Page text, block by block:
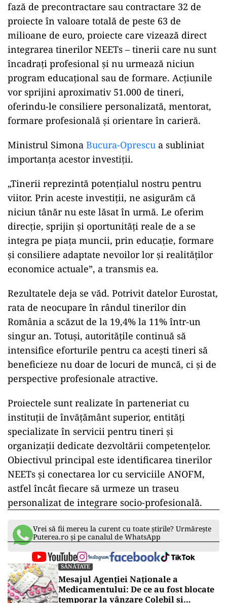
fază de precontractare sau contractare 32 de
proiecte în valoare totală de peste 63 de
milioane de euro, proiecte care vizează direct
integrarea tinerilor NEETs – tinerii care nu sunt
încadrați profesional și nu urmează niciun
program educațional sau de formare. Acțiunile
vor sprijini aproximativ 51.000 de tineri,
oferindu-le consiliere personalizată, mentorat,
formare profesională și orientare în carieră.
Ministrul Simona Bucura-Oprescu a subliniat
importanța acestor investiții.
„Tinerii reprezintă potențialul nostru pentru
viitor. Prin aceste investiții, ne asigurăm că
niciun tânăr nu este lăsat în urmă. Le oferim
direcție, sprijin și oportunități reale de a se
integra pe piața muncii, prin educație, formare
și consiliere adaptate nevoilor lor și realităților
economice actuale”, a transmis ea.
Rezultatele deja se văd. Potrivit datelor Eurostat,
rata de neocupare în rândul tinerilor din
România a scăzut de la 19,4% la 11% într-un
singur an. Totuși, autoritățile continuă să
intensifice eforturile pentru ca acești tineri să
beneficieze nu doar de locuri de muncă, ci și de
perspective profesionale atractive.
Proiectele sunt realizate în parteneriat cu
instituții de învățământ superior, entități
specializate în servicii pentru tineri și
organizații dedicate dezvoltării competențelor.
Obiectivul principal este identificarea tinerilor
NEETs și conectarea lor cu serviciile ANOFM,
astfel încât fiecare să urmeze un traseu
personalizat de integrare socio-profesională.
Vrei să fii mereu la curent cu toate știrile? Urmărește
Puterea.ro și pe canalul de WhatsApp
SĂNĂTATE
Mesajul Agenției Naționale a
Medicamentului: De ce au fost blocate
temporar la vânzare Colebil și